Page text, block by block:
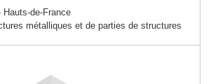
Hauts-de-France
métalliques et de parties de structures